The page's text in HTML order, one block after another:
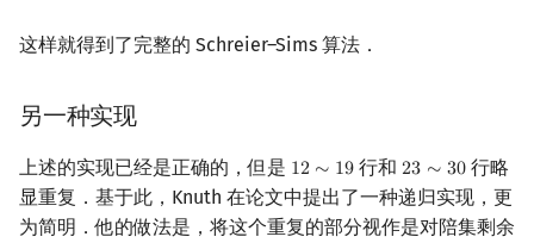
这样就得到了完整的 Schreier–Sims 算法．
另一种实现
上述的实现已经是正确的，但是 12 ∼ 19
12∼19 行和 23 ∼ 30
23 ∼30 行略
显重复．基于此，Knuth 在论文中提出了一种递归实现，更
为简明．他的做法是，将这个重复的部分视作是对陪集剩余